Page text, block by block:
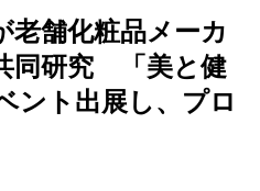
老舗化粧品メーカ
同研究 「美と健
ント出展し、プロ